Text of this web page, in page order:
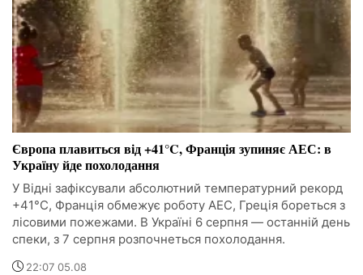
Європа плавиться від +41°C, Франція зупиняє АЕС: в
Україну йде похолодання
У Відні зафіксували абсолютний температурний рекорд
+41°C, Франція обмежує роботу АЕС, Греція бореться з
лісовими пожежами. В Україні 6 серпня — останній день
спеки, з 7 серпня розпочнеться похолодання.
22:07 05.08